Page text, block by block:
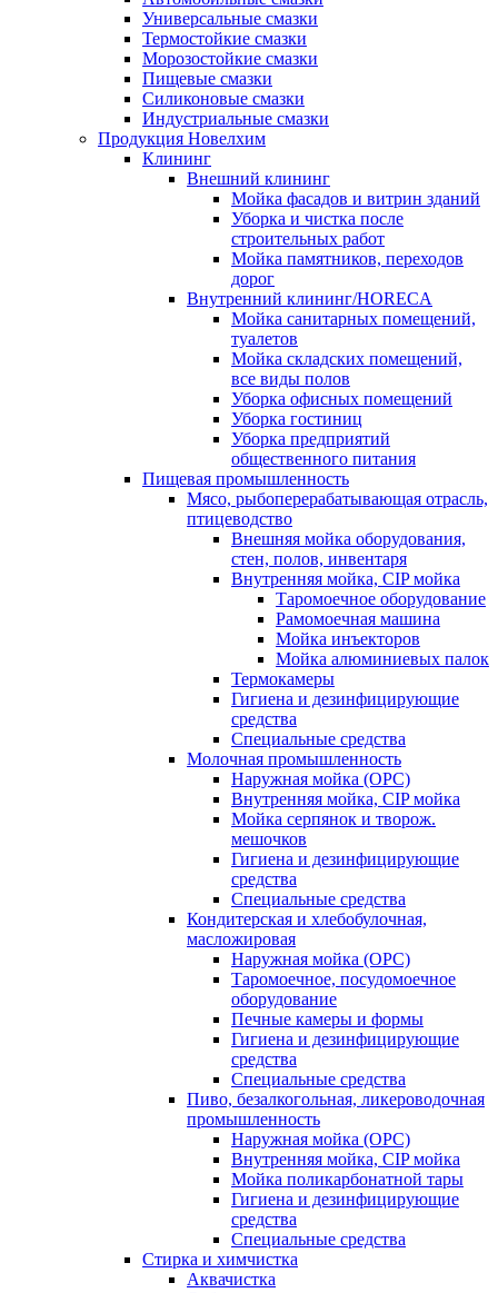
Универсальные смазки
Термостойкие смазки
Морозостойкие смазки
Пищевые смазки
Силиконовые смазки
Индустриальные смазки
Продукция Новелхим
Клининг
Внешний клининг
Мойка фасадов и витрин зданий
Уборка и чистка после
строительных работ
Мойка памятников, переходов
дорог
Внутренний клининг/HORECA
Мойка санитарных помещений,
туалетов
Мойка складских помещений,
все виды полов
Уборка офисных помещений
Уборка гостиниц
Уборка предприятий
общественного питания
Пищевая промышленность
Мясо, рыбоперерабатывающая отрасль,
птицеводство
Внешняя мойка оборудования,
стен, полов, инвентаря
Внутренняя мойка, CIP мойка
Таромоечное оборудование
Рамомоечная машина
Мойка инъекторов
Мойка алюминиевых палок
Термокамеры
Гигиена и дезинфицирующие
средства
Специальные средства
Молочная промышленность
Наружная мойка (ОРС)
Внутренняя мойка, CIP мойка
Мойка серпянок и творож.
мешочков
Гигиена и дезинфицирующие
средства
Специальные средства
Кондитерская и хлебобулочная,
масложировая
Наружная мойка (ОРС)
Таромоечное, посудомоечное
оборудование
Печные камеры и формы
Гигиена и дезинфицирующие
средства
Специальные средства
Пиво, безалкогольная, ликероводочная
промышленность
Наружная мойка (ОРС)
Внутренняя мойка, CIP мойка
Мойка поликарбонатной тары
Гигиена и дезинфицирующие
средства
Специальные средства
Стирка и химчистка
Аквачистка